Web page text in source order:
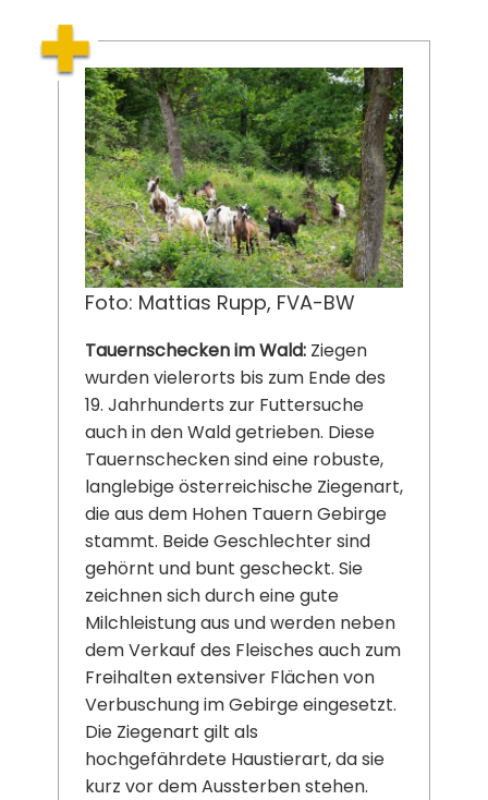
Foto: Mattias Rupp, FVA-BW
Tauernschecken im Wald: Ziegen
wurden vielerorts bis zum Ende des
19. Jahrhunderts zur Futtersuche
auch in den Wald getrieben. Diese
Tauernschecken sind eine robuste,
langlebige österreichische Ziegenart,
die aus dem Hohen Tauern Gebirge
stammt. Beide Geschlechter sind
gehörnt und bunt gescheckt. Sie
zeichnen sich durch eine gute
Milchleistung aus und werden neben
dem Verkauf des Fleisches auch zum
Freihalten extensiver Flächen von
Verbuschung im Gebirge eingesetzt.
Die Ziegenart gilt als
hochgefährdete Haustierart, da sie
kurz vor dem Aussterben stehen.